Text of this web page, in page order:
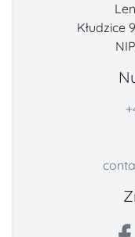
Kłudzice